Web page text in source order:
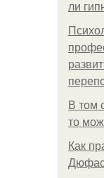
ли
В том
то
Как